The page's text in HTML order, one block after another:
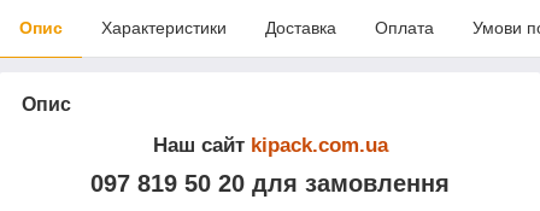
Опис Характеристики Доставка Оплата Умови
Опис
Наш сайт kipack.com.ua
097 819 50 20 для замовлення